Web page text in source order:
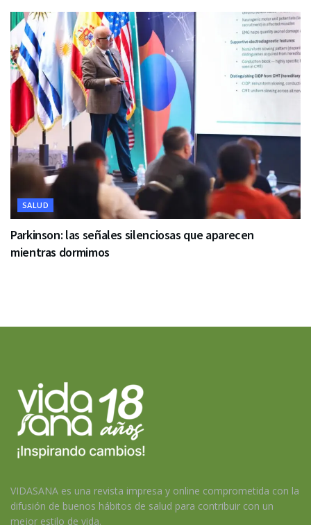
SALUD
Parkinson: las señales silenciosas que aparecen
mientras dormimos
VIDASANA es una revista impresa y online comprometida con la
difusión de buenos hábitos de salud para contribuir con un
mejor estilo de vida.